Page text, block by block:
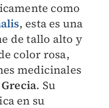
como
, esta es una
de tallo alto y
color rosa,
medicinales
. Su
en su